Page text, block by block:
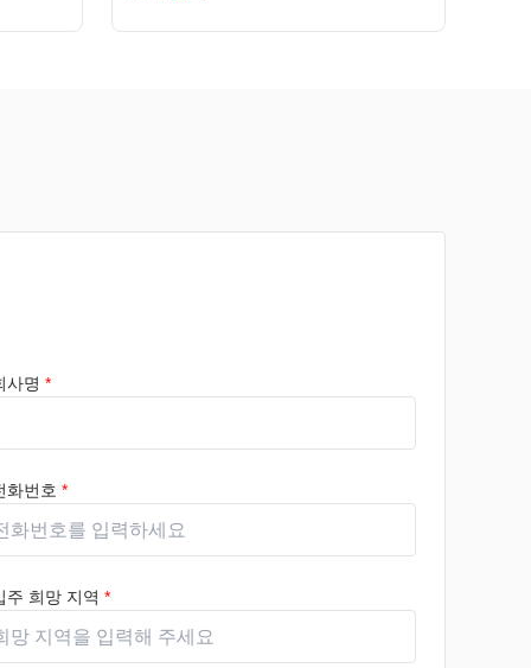
사명 *
화번호 *
주 희망 지역 *